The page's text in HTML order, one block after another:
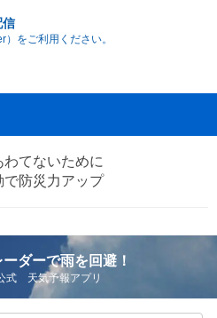
信
をご利用ください。
てないために
防災力アップ
ダーで雨を回避！
式 天気予報アプリ